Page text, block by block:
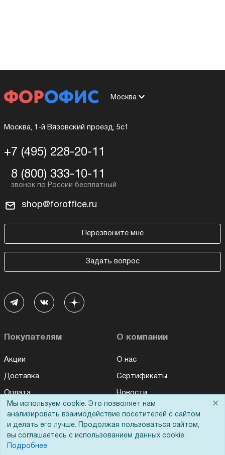
Москва
Москва, 1-й Вязовский проезд, 5с1
+7 (495) 228-20-11
8 (800) 333-10-11
shop@foroffice.ru
Перезвоните мне
Задать вопрос
Покупателям
Акции
Доставка
Оплата
Для дилеров
Лизинг
Кредитование
О компании
О нас
Сертификаты
Новости
Контакты
Мы используем cookie. Это позволяет нам
анализировать взаимодействие посетителей с сайтом
и делать его лучше. Продолжая пользоваться сайтом,
вы соглашаетесь с использованием данных cookie.
Подробнее
×